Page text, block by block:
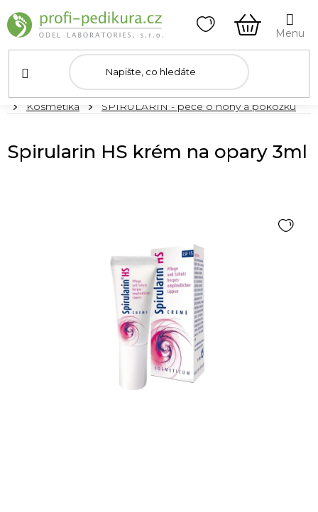
na
obsah
NÁKUPNÍ
KOŠÍK
DomůKosmetika SPIRULARIN - péče o nohy a pokožku
Spirularin HS krém na opary 3ml